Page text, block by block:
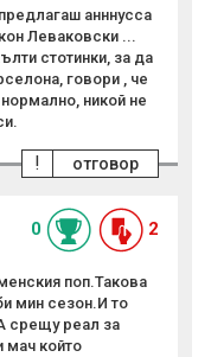
анннусса
Леваковски ...
стотинки, за да
говори , че
никой не
отговор
!
0 2
поп.Такова
мин сезон.И то
срещу реал за
мач който